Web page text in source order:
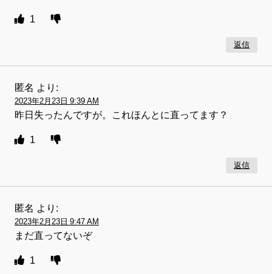
1
返信
匿名 より:
2023年2月23日 9:39 AM
昨日失ったんですが。これほんとに直ってます？
1
返信
匿名 より:
2023年2月23日 9:47 AM
まだ直ってないぞ
1